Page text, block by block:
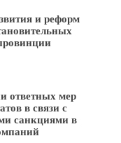
и реформ
ответных мер
в связи с
санкциями в